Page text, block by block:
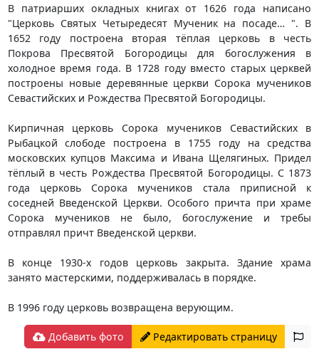
В патриарших окладных книгах от 1626 года написано
"Церковь Святых Четыредесят Мученик на посаде… ". В
1652 году построена вторая тёплая церковь в честь
Покрова Пресвятой Богородицы для богослужения в
холодное время года. В 1728 году вместо старых церквей
построены новые деревянные церкви Сорока мучеников
Севастийских и Рождества Пресвятой Богородицы.
Кирпичная церковь Сорока мучеников Севастийских в
Рыбацкой слободе построена в 1755 году на средства
московских купцов Максима и Ивана Щелягиных. Придел
тёплый в честь Рождества Пресвятой Богородицы. С 1873
года церковь Сорока мучеников стала приписной к
соседней Введенской Церкви. Особого причта при храме
Сорока мучеников не было, богослужение и требы
отправлял причт Введенской церкви.
В конце 1930-х годов церковь закрыта. Здание храма
занято мастерскими, поддерживалась в порядке.
В 1996 году церковь возвращена верующим.
Добавить фото Редактировать страницу